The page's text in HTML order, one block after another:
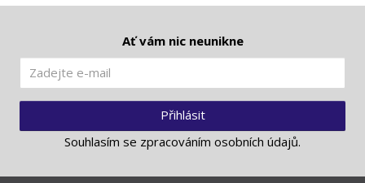
Ať vám nic neunikne
Přihlásit
Souhlasím se zpracováním osobních údajů.